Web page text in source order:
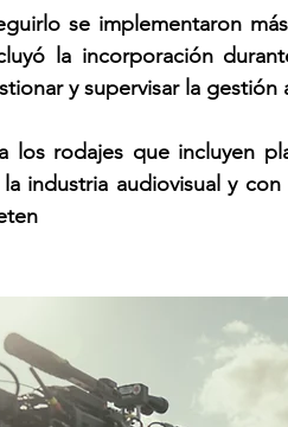
se implementaron
la incorporación
y supervisar la
los rodajes que incluyen
industria audiovisual y